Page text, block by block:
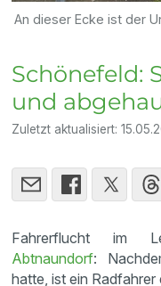
An dieser Ecke ist der
Schönefeld:
und
Zuletzt aktualisiert:
Fahrerflucht im
Abtnaundorf:
hatte, ist ein